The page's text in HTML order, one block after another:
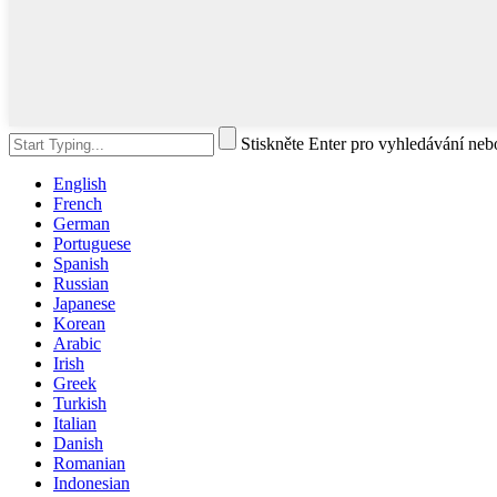
Stiskněte Enter pro vyhledávání
English
French
German
Portuguese
Spanish
Russian
Japanese
Korean
Arabic
Irish
Greek
Turkish
Italian
Danish
Romanian
Indonesian